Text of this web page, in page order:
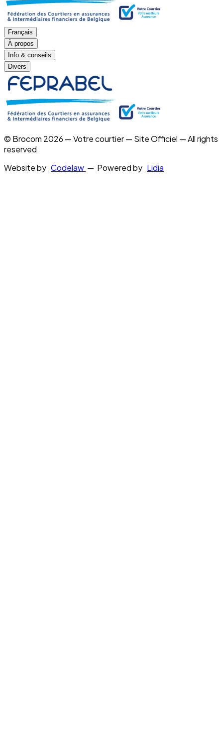
Français
À propos
Info & conseils
Divers
© Brocom 2026 — Votre courtier — Site Officiel — All rights
reserved
Website by Codelaw — Powered by Lidia